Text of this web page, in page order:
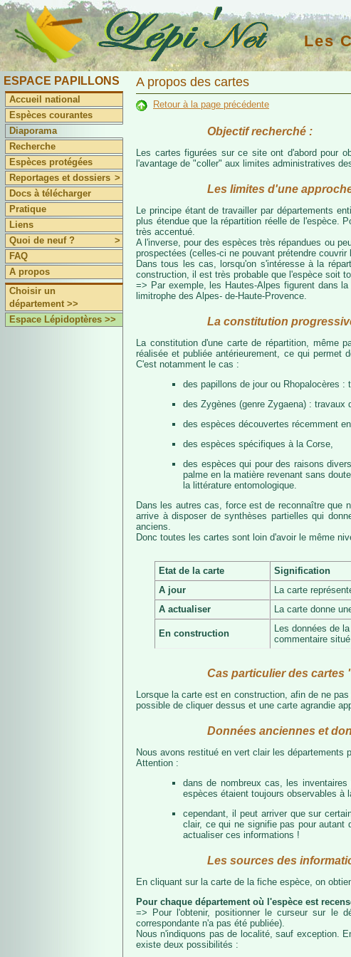
Les
ESPACE PAPILLONS
Accueil national
Espèces courantes
Diaporama
Recherche
Espèces protégées
Reportages et dossiers >
Docs à télécharger
Pratique
Liens
Quoi de neuf ?
>
FAQ
A propos
Choisir un
département >>
Espace Lépidoptères >>
A propos des cartes
Retour à la page précédente
Objectif recherché :
Les cartes figurées sur ce site ont d'abord pour
l'avantage de "coller" aux limites administratives
Les limites d'une
Le principe étant de travailler par départements
plus étendue que la répartition réelle de l'espèce.
très accentué.
A l'inverse, pour des espèces très répandues ou
prospectées (celles-ci ne pouvant prétendre
Dans tous les cas, lorsqu'on s'intéresse à la
construction, il est très probable que l'espèce soit
=> Par exemple, les Hautes-Alpes figurent dans
limitrophe des Alpes- de-Haute-Provence.
La constitution
La constitution d'une carte de répartition, même
réalisée et publiée antérieurement, ce qui permet
C'est notamment le cas :
des papillons de jour ou Rhopalocères :
des Zygènes (genre Zygaena) : travaux
des espèces découvertes récemment
des espèces spécifiques à la Corse,
des espèces qui pour des raisons
palme en la matière revenant sans
la littérature entomologique.
Dans les autres cas, force est de reconnaître que
arrive à disposer de synthèses partielles qui
anciens.
Donc toutes les cartes sont loin d'avoir le même
Etat de la carte
Signification
A jour
La carte
A actualiser
La carte donne
En construction
Les données de
commentaire
Cas particulier des
Lorsque la carte est en construction, afin de ne
possible de cliquer dessus et une carte agrandie
Données anciennes et
Nous avons restitué en vert clair les départements
Attention :
dans de nombreux cas, les
espèces étaient toujours observables à
cependant, il peut arriver que sur
clair, ce qui ne signifie pas pour autant
actualiser ces informations !
Les sources des
En cliquant sur la carte de la fiche espèce, on
Pour chaque département où l'espèce est
=> Pour l'obtenir, positionner le curseur sur le
correspondante n'a pas été publiée).
Nous n'indiquons pas de localité, sauf exception.
existe deux possibilités :